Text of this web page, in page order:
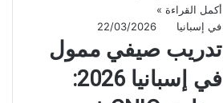
أكمل القراءة »
22/03/2026
تدريب صيفي ممول
في إسبانيا 2026: